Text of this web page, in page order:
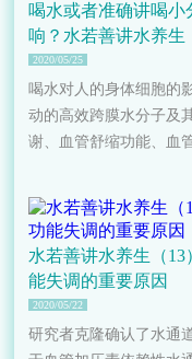
喝水或者准确讲喝
响？水若善讲水养生
2020/05/25
喝水对人的身体细胞的
动的高效跨膜水分子及
谢、血管舒缩功能、血
水若善讲水养生（
能失调的重要原因
2020/05/22
研究者克隆确认了水通